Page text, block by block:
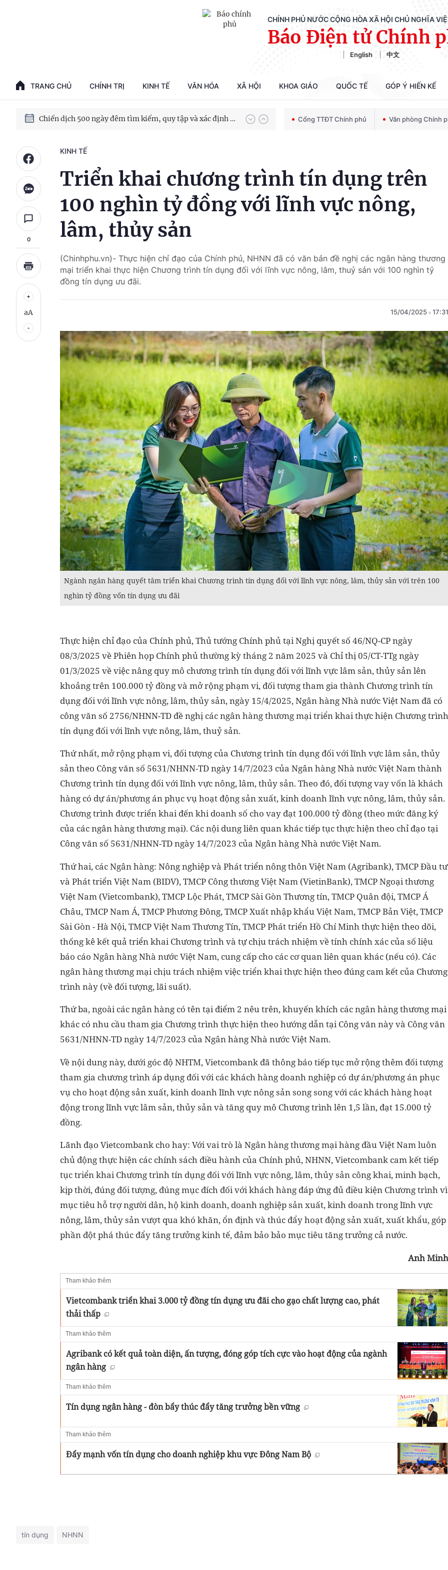
CHÍNH PHỦ NƯỚC CỘNG HÒA XÃ HỘI CHỦ NGHĨA
Báo Điện tử Chính
English 中文
TRANG CHỦ CHÍNH TRỊ KINH TẾ VĂN HÓA XÃ HỘI KHOA GIÁO QUỐC TẾ GÓP Ý HIẾN KẾ
Chiến dịch 500 ngày đêm tìm kiếm, quy tập và xác định danh tính hài cốt liệt sĩ 100 ngày xử lý các điểm nghẽn về chuyển đổi số
Cổng TTĐT Chính phủ Văn phòng Chính
0
aA
KINH TẾ
Triển khai chương trình tín dụng trên
100 nghìn tỷ đồng với lĩnh vực nông,
lâm, thủy sản
(Chinhphu.vn)- Thực hiện chỉ đạo của Chính phủ, NHNN đã có văn bản đề nghị các ngân hàng thương
mại triển khai thực hiện Chương trình tín dụng đối với lĩnh vực nông, lâm, thuỷ sản với 100 nghìn tỷ
đồng tín dụng ưu đãi.
15/04/2025 17:31
Ngành ngân hàng quyết tâm triển khai Chương trình tín dụng đối với lĩnh vực nông, lâm, thủy sản với trên 100
nghìn tỷ đồng vốn tín dụng ưu đãi
Thực hiện chỉ đạo của Chính phủ, Thủ tướng Chính phủ tại Nghị quyết số 46/NQ-CP ngày
08/3/2025 về Phiên họp Chính phủ thường kỳ tháng 2 năm 2025 và Chỉ thị 05/CT-TTg ngày
01/3/2025 về việc nâng quy mô chương trình tín dụng đối với lĩnh vực lâm sản, thủy sản lên
khoảng trên 100.000 tỷ đồng và mở rộng phạm vi, đối tượng tham gia thành Chương trình tín
dụng đối với lĩnh vực nông, lâm, thủy sản, ngày 15/4/2025, Ngân hàng Nhà nước Việt Nam đã có
công văn số 2756/NHNN-TD đề nghị các ngân hàng thương mại triển khai thực hiện Chương trình
tín dụng đối với lĩnh vực nông, lâm, thuỷ sản.
Thứ nhất, mở rộng phạm vi, đối tượng của Chương trình tín dụng đối với lĩnh vực lâm sản, thủy
sản theo Công văn số 5631/NHNN-TD ngày 14/7/2023 của Ngân hàng Nhà nước Việt Nam thành
Chương trình tín dụng đối với lĩnh vực nông, lâm, thủy sản. Theo đó, đối tượng vay vốn là khách
hàng có dự án/phương án phục vụ hoạt động sản xuất, kinh doanh lĩnh vực nông, lâm, thủy sản.
Chương trình được triển khai đến khi doanh số cho vay đạt 100.000 tỷ đồng (theo mức đăng ký
của các ngân hàng thương mại). Các nội dung liên quan khác tiếp tục thực hiện theo chỉ đạo tại
Công văn số 5631/NHNN-TD ngày 14/7/2023 của Ngân hàng Nhà nước Việt Nam.
Thứ hai, các Ngân hàng: Nông nghiệp và Phát triển nông thôn Việt Nam (Agribank), TMCP Đầu tư
và Phát triển Việt Nam (BIDV), TMCP Công thương Việt Nam (VietinBank), TMCP Ngoại thương
Việt Nam (Vietcombank), TMCP Lộc Phát, TMCP Sài Gòn Thương tín, TMCP Quân đội, TMCP Á
Châu, TMCP Nam Á, TMCP Phương Đông, TMCP Xuất nhập khẩu Việt Nam, TMCP Bản Việt, TMCP
Sài Gòn - Hà Nội, TMCP Việt Nam Thương Tín, TMCP Phát triển Hồ Chí Minh thực hiện theo dõi,
thống kê kết quả triển khai Chương trình và tự chịu trách nhiệm về tính chính xác của số liệu
báo cáo Ngân hàng Nhà nước Việt Nam, cung cấp cho các cơ quan liên quan khác (nếu có). Các
ngân hàng thương mại chịu trách nhiệm việc triển khai thực hiện theo đúng cam kết của Chương
trình này (về đối tượng, lãi suất).
Thứ ba, ngoài các ngân hàng có tên tại điểm 2 nêu trên, khuyến khích các ngân hàng thương mại
khác có nhu cầu tham gia Chương trình thực hiện theo hướng dẫn tại Công văn này và Công văn
5631/NHNN-TD ngày 14/7/2023 của Ngân hàng Nhà nước Việt Nam.
Về nội dung này, dưới góc độ NHTM, Vietcombank đã thông báo tiếp tục mở rộng thêm đối tượng
tham gia chương trình áp dụng đối với các khách hàng doanh nghiệp có dự án/phương án phục
vụ cho hoạt động sản xuất, kinh doanh lĩnh vực nông sản song song với các khách hàng hoạt
động trong lĩnh vực lâm sản, thủy sản và tăng quy mô Chương trình lên 1,5 lần, đạt 15.000 tỷ
đồng.
Lãnh đạo Vietcombank cho hay: Với vai trò là Ngân hàng thương mại hàng đầu Việt Nam luôn
chủ động thực hiện các chính sách điều hành của Chính phủ, NHNN, Vietcombank cam kết tiếp
tục triển khai Chương trình tín dụng đối với lĩnh vực nông, lâm, thủy sản công khai, minh bạch,
kịp thời, đúng đối tượng, đúng mục đích đối với khách hàng đáp ứng đủ điều kiện Chương trình vì
mục tiêu hỗ trợ người dân, hộ kinh doanh, doanh nghiệp sản xuất, kinh doanh trong lĩnh vực
nông, lâm, thủy sản vượt qua khó khăn, ổn định và thúc đẩy hoạt động sản xuất, xuất khẩu, góp
phần đột phá thúc đẩy tăng trưởng kinh tế, đảm bảo bảo mục tiêu tăng trưởng cả nước.
Anh Minh
Tham khảo thêm
Vietcombank triển khai 3.000 tỷ đồng tín dụng ưu đãi cho gạo chất lượng cao, phát
thải thấp
Tham khảo thêm
Agribank có kết quả toàn diện, ấn tượng, đóng góp tích cực vào hoạt động của ngành
ngân hàng
Tham khảo thêm
Tín dụng ngân hàng - đòn bẩy thúc đẩy tăng trưởng bền vững
Tham khảo thêm
Đẩy mạnh vốn tín dụng cho doanh nghiệp khu vực Đông Nam Bộ
tín dụng NHNN